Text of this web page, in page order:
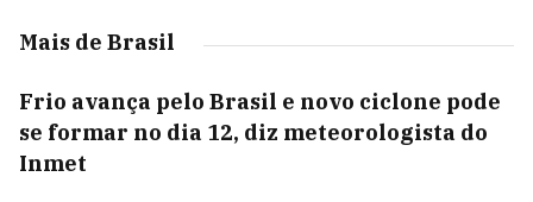
Mais de Brasil
Frio avança pelo Brasil e novo ciclone pode
se formar no dia 12, diz meteorologista do
Inmet